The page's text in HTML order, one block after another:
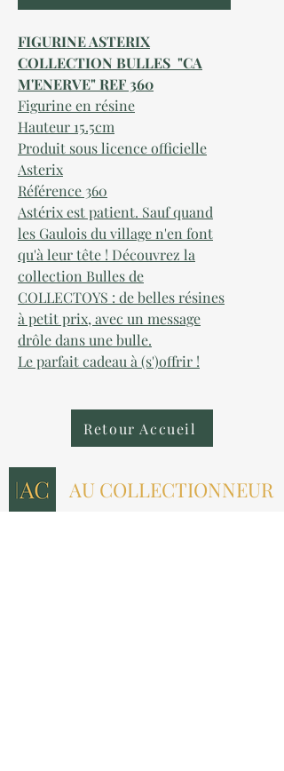
FIGURINE ASTERIX
COLLECTION BULLES "CA
M'ENERVE" REF 360
Figurine en résine
Hauteur 15.5cm
Produit sous licence officielle
Asterix
Référence 360
Astérix est patient. Sauf quand
les Gaulois du village n'en font
qu'à leur tête ! Découvrez la
collection Bulles de
COLLECTOYS : de belles résines
à petit prix, avec un message
drôle dans une bulle.
Le parfait cadeau à (s')offrir !
Retour Accueil
AU COLLECTIONNEUR